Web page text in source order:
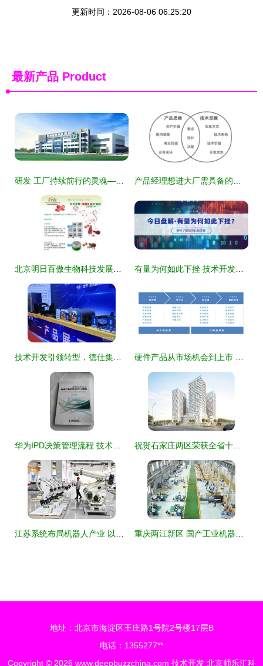
更新时间：2026-08-06 06:25:20
最新产品 Product
研发 工厂持续前行的灵魂——中芙生物科技的研发认知 产品经理想进大厂需具备的技术开发技能解析
北京明日百傲生物科技发展研究所 产品中心与技术开发的创新之路 有量为何如此下挫 技术开发之乱象
技术开发引领转型，德仕集团产销破30亿展宏图 硬件产品从市场机会到上市 技术开发流程全解析
华为IPD决策管理流程 技术开发的核心引擎 祝贺石家庄两区荣获全省十佳技术开发区殊荣，彰显创新驱动发展新高度
江苏系统布局机器人产业 以技术开发为引擎加速产业新赛道 重庆两江新区 国产工业机器人以技术开发为制造业“强筋健骨”
地址：北京市海淀区王庄路1号院2号楼17层B
电话：1355277**
Copyright © 2026 www.deepbuzzchina.com 技术开发 北京师乐汇科